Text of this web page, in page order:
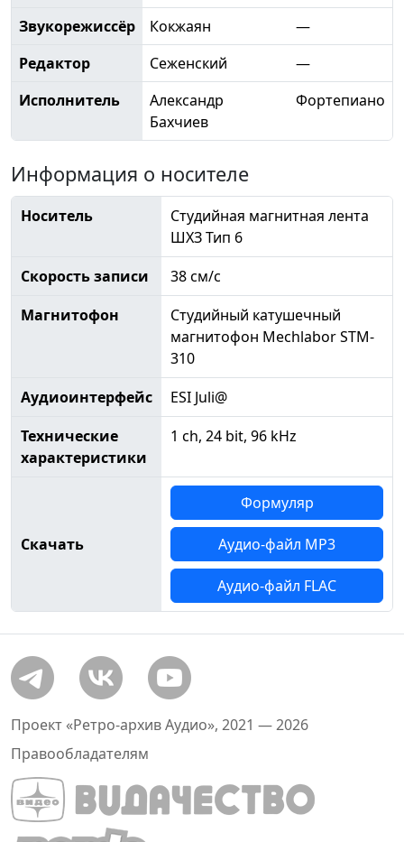
Звукорежиссёр Кокжаян
—
Редактор
Сеженский
—
Исполнитель
Александр
Бахчиев
Фортепиано
Информация о носителе
Носитель
Студийная магнитная лента
ШХЗ Тип 6
Скорость записи
38 см/с
Магнитофон
Студийный катушечный
магнитофон Mechlabor STM-
310
Аудиоинтерфейс
ESI Juli@
Технические
характеристики
1 ch, 24 bit, 96 kHz
Скачать
Формуляр
Аудио-файл MP3
Аудио-файл FLAC
Проект «Ретро-архив Аудио», 2021 — 2026
Правообладателям